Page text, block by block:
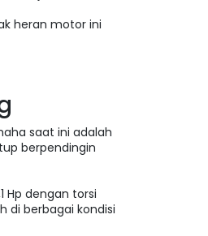
heran motor ini
saat ini adalah
berpendingin
Hp dengan torsi
di berbagai kondisi